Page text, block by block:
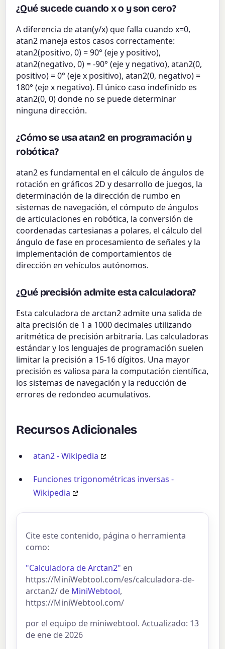
¿Qué sucede cuando x o y son cero?
A diferencia de atan(y/x) que falla cuando x=0,
atan2 maneja estos casos correctamente:
atan2(positivo, 0) = 90° (eje y positivo),
atan2(negativo, 0) = -90° (eje y negativo), atan2(0,
positivo) = 0° (eje x positivo), atan2(0, negativo) =
180° (eje x negativo). El único caso indefinido es
atan2(0, 0) donde no se puede determinar
ninguna dirección.
¿Cómo se usa atan2 en programación y
robótica?
atan2 es fundamental en el cálculo de ángulos de
rotación en gráficos 2D y desarrollo de juegos, la
determinación de la dirección de rumbo en
sistemas de navegación, el cómputo de ángulos
de articulaciones en robótica, la conversión de
coordenadas cartesianas a polares, el cálculo del
ángulo de fase en procesamiento de señales y la
implementación de comportamientos de
dirección en vehículos autónomos.
¿Qué precisión admite esta calculadora?
Esta calculadora de arctan2 admite una salida de
alta precisión de 1 a 1000 decimales utilizando
aritmética de precisión arbitraria. Las calculadoras
estándar y los lenguajes de programación suelen
limitar la precisión a 15-16 dígitos. Una mayor
precisión es valiosa para la computación científica,
los sistemas de navegación y la reducción de
errores de redondeo acumulativos.
Recursos Adicionales
atan2 - Wikipedia
Funciones trigonométricas inversas -
Wikipedia
Cite este contenido, página o herramienta
como:
"Calculadora de Arctan2" en
https://MiniWebtool.com/es/calculadora-de-
arctan2/ de MiniWebtool,
https://MiniWebtool.com/
por el equipo de miniwebtool. Actualizado: 13
de ene de 2026